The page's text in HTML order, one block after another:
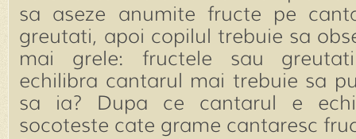
sa aseze anumite fructe pe
greutati, apoi copilul trebuie sa
mai grele: fructele sau
echilibra cantarul mai trebuie sa
sa ia? Dupa ce cantarul e
socoteste cate grame cantaresc